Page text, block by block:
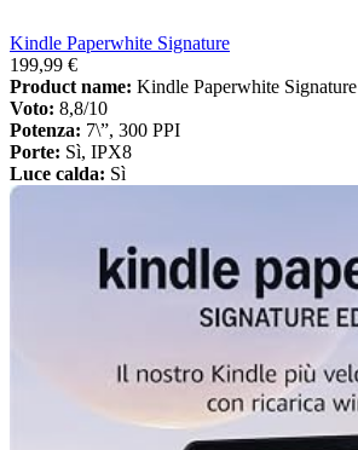
Kindle Paperwhite Signature
199,99 €
Product name: Kindle Paperwhite Signature
Voto: 8,8/10
Potenza: 7\”, 300 PPI
Porte: Sì, IPX8
Luce calda: Sì